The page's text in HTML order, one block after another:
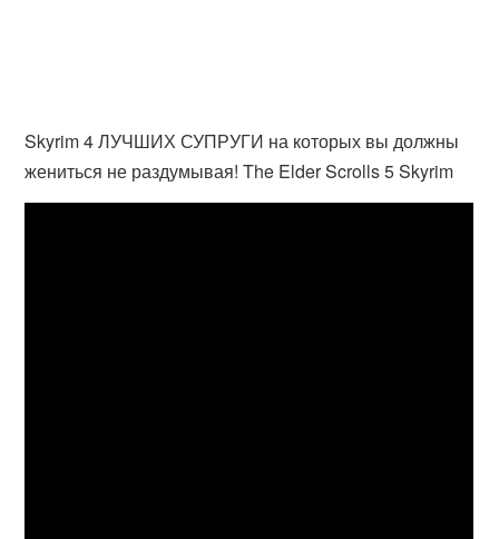
Skyrim 4 ЛУЧШИХ СУПРУГИ на которых вы должны
жениться не раздумывая! The Elder Scrolls 5 Skyrim